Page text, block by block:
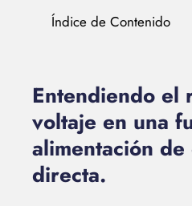
Índice de Contenido
Entendiendo el
voltaje en una
alimentación
directa.